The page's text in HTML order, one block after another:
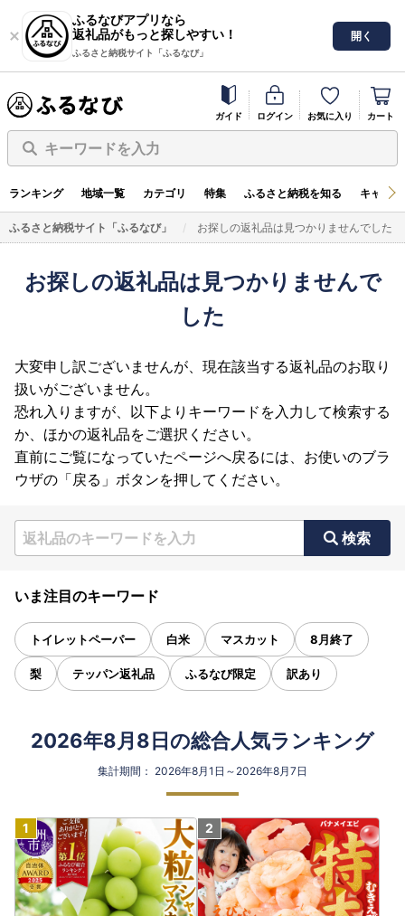
ふるなびアプリなら
返礼品がもっと探しやすい！
ふるさと納税サイト「ふるなび」
開く
ガイド ログイン お気に入り カート
キーワードを入力
ランキング 地域一覧 カテゴリ 特集 ふるさと納税を知る キャン
ふるさと納税サイト「ふるなび」 お探しの返礼品は見つかりませんでした
お探しの返礼品は見つかりませんで
した
大変申し訳ございませんが、現在該当する返礼品のお取り
扱いがございません。
恐れ入りますが、以下よりキーワードを入力して検索する
か、ほかの返礼品をご選択ください。
直前にご覧になっていたページへ戻るには、お使いのブラ
ウザの「戻る」ボタンを押してください。
検索
いま注目のキーワード
トイレットペーパー 白米 マスカット 8月終了
梨 テッパン返礼品 ふるなび限定 訳あり
2026年8月8日の総合人気ランキング
集計期間： 2026年8月1日～2026年8月7日